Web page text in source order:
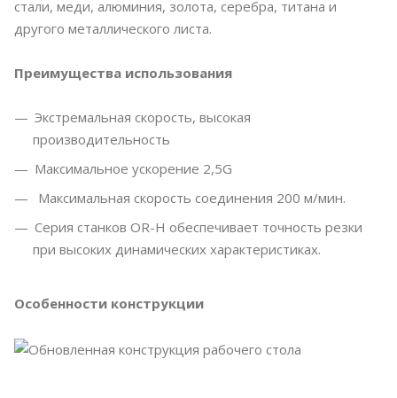
стали, меди, алюминия, золота, серебра, титана и
другого металлического листа.
Преимущества использования
Экстремальная скорость, высокая
производительность
Максимальное ускорение 2,5G
Максимальная скорость соединения 200 м/мин.
Серия станков OR-H обеспечивает точность резки
при высоких динамических характеристиках.
Особенности конструкции